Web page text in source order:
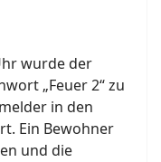
wurde der
„Feuer 2“ zu
in den
Ein Bewohner
und die